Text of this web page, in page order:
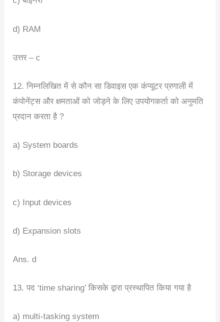
d) RAM
उत्तर – c
12. निम्नलिखित में से कौन सा डिवाइस एक कंप्यूटर प्रणाली में
कंपोनेंट्स और क्षमताओं को जोड़ने के लिए उपयोगकर्ता को अनुमति
प्रदान करता है ?
a) System boards
b) Storage devices
c) Input devices
d) Expansion slots
Ans. d
13. पद ‘time sharing’ किसके द्वारा प्रस्थापित किया गया है
a) multi-tasking system